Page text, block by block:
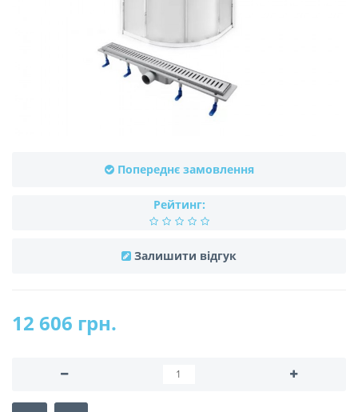
Попереднє замовлення
Рейтинг:
Залишити відгук
12 606 грн.